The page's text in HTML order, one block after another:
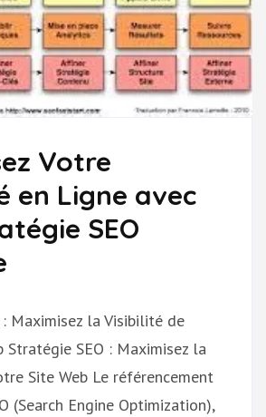
Votre
en Ligne avec
SEO
Maximisez la Visibilité de
Stratégie SEO : Maximisez la
Site Web Le référencement
(Search Engine Optimization),